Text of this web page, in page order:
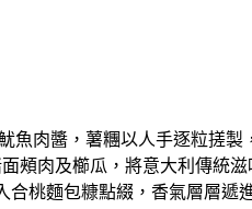
⾁醬，薯糰以⼈⼿逐粒搓
頰⾁及櫛瓜，將意⼤利傳統
桃麵包糠點綴，香氣層層遞